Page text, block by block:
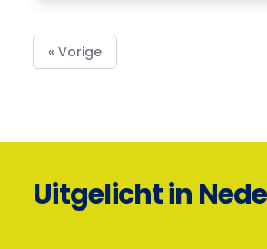
« Vorige
Uitgelicht in